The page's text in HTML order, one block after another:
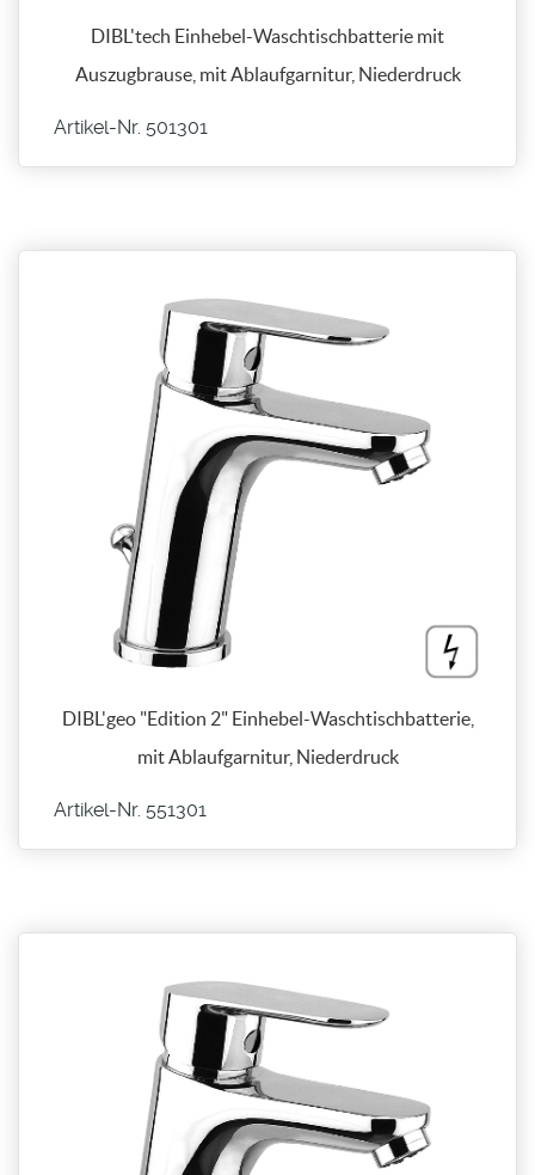
DIBL'tech Einhebel-Waschtischbatterie mit
Auszugbrause, mit Ablaufgarnitur, Niederdruck
Artikel-Nr. 501301
DIBL'geo "Edition 2" Einhebel-Waschtischbatterie,
mit Ablaufgarnitur, Niederdruck
Artikel-Nr. 551301